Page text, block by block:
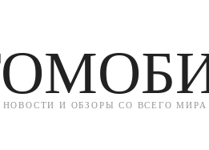
И ОБЗОРЫ СО ВСЕГО МИРА